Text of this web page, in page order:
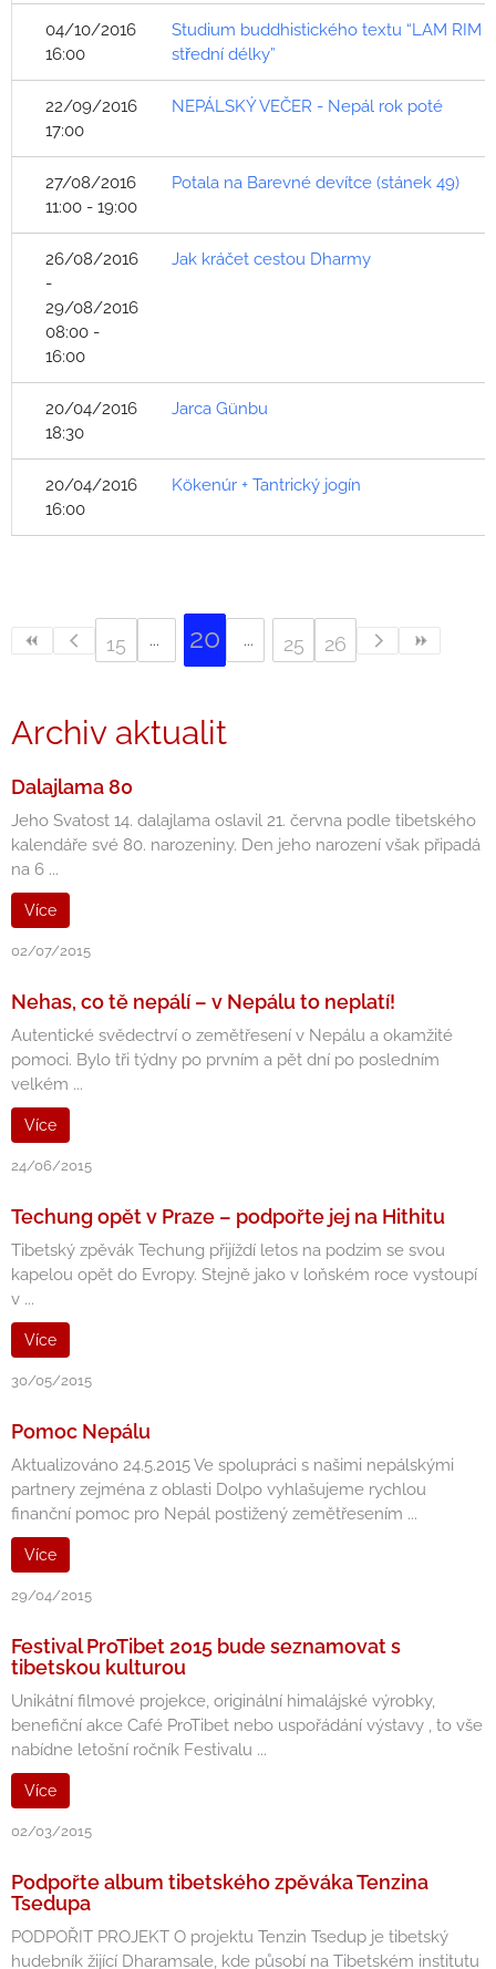
04/10/2016
16:00
Studium buddhistického textu “LAM RIM
střední délky”
22/09/2016
17:00
NEPÁLSKÝ VEČER - Nepál rok poté
27/08/2016
11:00 - 19:00
Potala na Barevné devítce (stánek 49)
26/08/2016
-
29/08/2016
08:00 -
16:00
Jak kráčet cestou Dharmy
20/04/2016
18:30
Jarca Günbu
20/04/2016
16:00
Kökenúr + Tantrický jogín
15 20 25 26
Archiv aktualit
Dalajlama 80
Jeho Svatost 14. dalajlama oslavil 21. června podle tibetského
kalendáře své 80. narozeniny. Den jeho narození však připadá
na 6 ...
Více
02/07/2015
Nehas, co tě nepálí – v Nepálu to neplatí!
Autentické svědectrví o zemětřesení v Nepálu a okamžité
pomoci. Bylo tři týdny po prvním a pět dní po posledním
velkém ...
Více
24/06/2015
Techung opět v Praze – podpořte jej na Hithitu
Tibetský zpěvák Techung přijíždí letos na podzim se svou
kapelou opět do Evropy. Stejně jako v loňském roce vystoupí
v ...
Více
30/05/2015
Pomoc Nepálu
Aktualizováno 24.5.2015 Ve spolupráci s našimi nepálskými
partnery zejména z oblasti Dolpo vyhlašujeme rychlou
finanční pomoc pro Nepál postižený zemětřesením ...
Více
29/04/2015
Festival ProTibet 2015 bude seznamovat s
tibetskou kulturou
Unikátní filmové projekce, originální himalájské výrobky,
benefiční akce Café ProTibet nebo uspořádání výstavy , to vše
nabídne letošní ročník Festivalu ...
Více
02/03/2015
Podpořte album tibetského zpěváka Tenzina
Tsedupa
PODPOŘIT PROJEKT O projektu Tenzin Tsedup je tibetský
hudebník žijící Dharamsale, kde působí na Tibetském institutu